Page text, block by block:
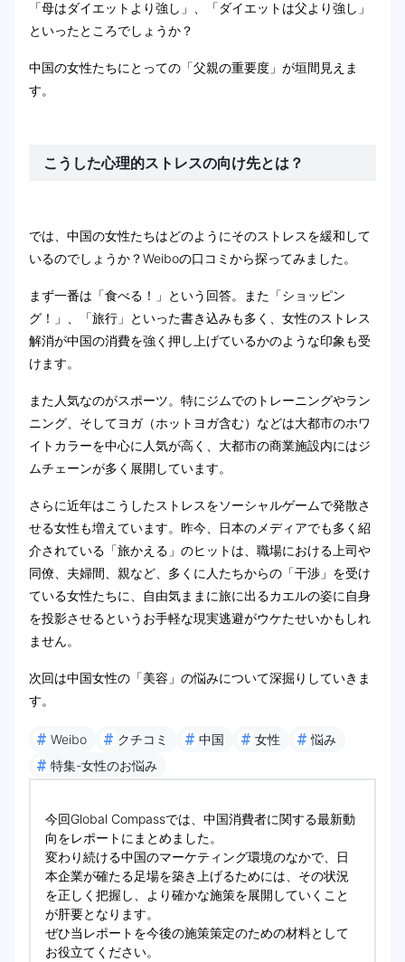
「母はダイエットより強し」、「ダイエットは父より強し」
といったところでしょうか？
中国の女性たちにとっての「父親の重要度」が垣間見えま
す。
こうした心理的ストレスの向け先とは？
では、中国の女性たちはどのようにそのストレスを緩和して
いるのでしょうか？Weiboの口コミから探ってみました。
まず一番は「食べる！」という回答。また「ショッピン
グ！」、「旅行」といった書き込みも多く、女性のストレス
解消が中国の消費を強く押し上げているかのような印象も受
けます。
また人気なのがスポーツ。特にジムでのトレーニングやラン
ニング、そしてヨガ（ホットヨガ含む）などは大都市のホワ
イトカラーを中心に人気が高く、大都市の商業施設内にはジ
ムチェーンが多く展開しています。
さらに近年はこうしたストレスをソーシャルゲームで発散さ
せる女性も増えています。昨今、日本のメディアでも多く紹
介されている「旅かえる」のヒットは、職場における上司や
同僚、夫婦間、親など、多くに人たちからの「干渉」を受け
ている女性たちに、自由気ままに旅に出るカエルの姿に自身
を投影させるというお手軽な現実逃避がウケたせいかもしれ
ません。
次回は中国女性の「美容」の悩みについて深掘りしていきま
す。
# Weibo # クチコミ # 中国 # 女性 # 悩み
# 特集-女性のお悩み
今回Global Compassでは、中国消費者に関する最新動
向をレポートにまとめました。
変わり続ける中国のマーケティング環境のなかで、日
本企業が確たる足場を築き上げるためには、その状況
を正しく把握し、より確かな施策を展開していくこと
が肝要となります。
ぜひ当レポートを今後の施策策定のための材料として
お役立てください。